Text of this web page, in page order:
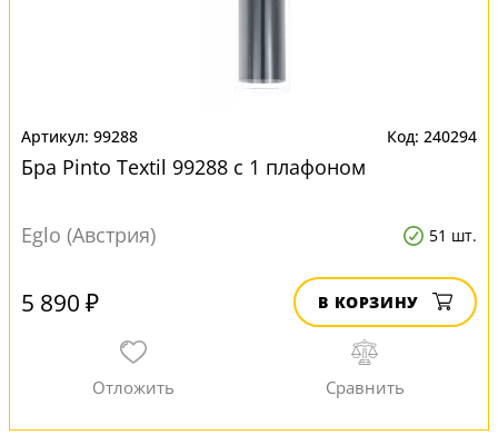
99288 240294
Бра Pinto Textil 99288 с 1 плафоном
Eglo (Австрия) 51 шт.
5 890 ₽ В КОРЗИНУ